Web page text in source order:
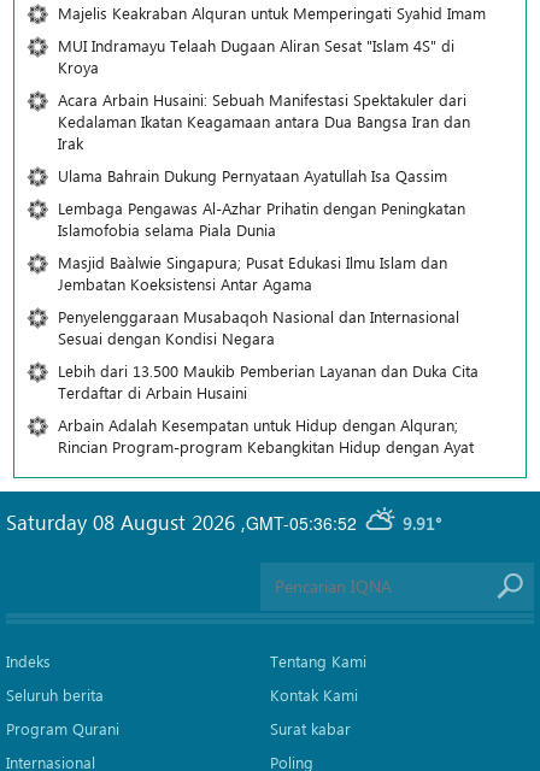
Majelis Keakraban Alquran untuk Memperingati Syahid Imam
MUI Indramayu Telaah Dugaan Aliran Sesat "Islam 4S" di
Kroya
Acara Arbain Husaini: Sebuah Manifestasi Spektakuler dari
Kedalaman Ikatan Keagamaan antara Dua Bangsa Iran dan
Irak
Ulama Bahrain Dukung Pernyataan Ayatullah Isa Qassim
Lembaga Pengawas Al-Azhar Prihatin dengan Peningkatan
Islamofobia selama Piala Dunia
Masjid Ba`alwie Singapura; Pusat Edukasi Ilmu Islam dan
Jembatan Koeksistensi Antar Agama
Penyelenggaraan Musabaqoh Nasional dan Internasional
Sesuai dengan Kondisi Negara
Lebih dari 13.500 Maukib Pemberian Layanan dan Duka Cita
Terdaftar di Arbain Husaini
Arbain Adalah Kesempatan untuk Hidup dengan Alquran;
Rincian Program-program Kebangkitan Hidup dengan Ayat
GMT-05:36:52 9.91°
Saturday 08 August 2026 ,
Indeks
Seluruh berita
Program Qurani
Internasional
Tentang Kami
Kontak Kami
Surat kabar
Poling